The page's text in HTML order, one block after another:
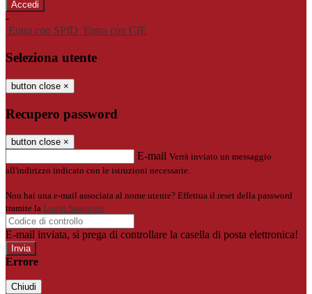
-
Entra con SPID Entra con CIE
Seleziona utente
button close ×
Recupero password
button close ×
E-mail Verrà inviato un messaggio
all'indirizzo indicato con le istruzioni necessarie.
Non hai una e-mail associata al nome utente? Effettua il reset della password
tramite la Login Spaggiari
E-mail inviata, si prega di controllare la casella di posta elettronica!
Errore
Chiudi